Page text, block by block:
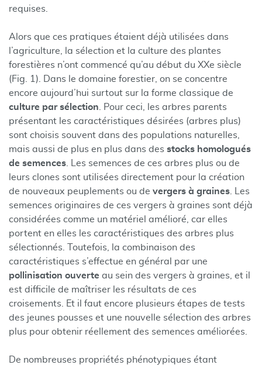
requises.
Alors que ces pratiques étaient déjà utilisées dans
l’agriculture, la sélection et la culture des plantes
forestières n’ont commencé qu’au début du XXe siècle
(Fig. 1). Dans le domaine forestier, on se concentre
encore aujourd’hui surtout sur la forme classique de
culture par sélection . Pour ceci, les arbres parents
présentant les caractéristiques désirées (arbres plus)
sont choisis souvent dans des populations naturelles,
mais aussi de plus en plus dans des stocks homologués
de semences . Les semences de ces arbres plus ou de
leurs clones sont utilisées directement pour la création
de nouveaux peuplements ou de vergers à graines . Les
semences originaires de ces vergers à graines sont déjà
considérées comme un matériel amélioré, car elles
portent en elles les caractéristiques des arbres plus
sélectionnés. Toutefois, la combinaison des
caractéristiques s’effectue en général par une
pollinisation ouverte au sein des vergers à graines, et il
est difficile de maîtriser les résultats de ces
croisements. Et il faut encore plusieurs étapes de tests
des jeunes pousses et une nouvelle sélection des arbres
plus pour obtenir réellement des semences améliorées.
De nombreuses propriétés phénotypiques étant